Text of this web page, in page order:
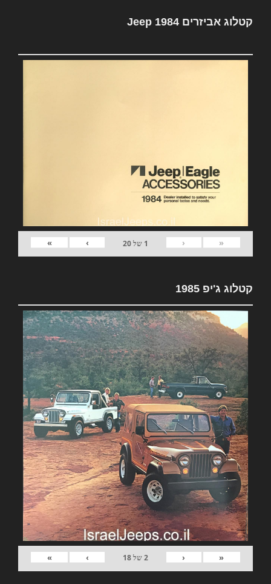
קטלוג אביזרים Jeep 1984
«
‹
1 של20
›
»
קטלוג ג'יפ 1985
«
‹
2של18
›
»